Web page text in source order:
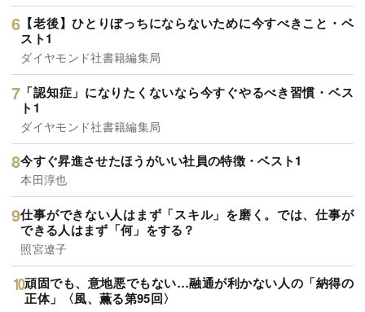
【老後】ひとりぼっちにならないために今すべきこと・ベ
スト1
ダイヤモンド社書籍編集局
「認知症」になりたくないなら今すぐやるべき習慣・ベス
ト1
ダイヤモンド社書籍編集局
今すぐ昇進させたほうがいい社員の特徴・ベスト1
本田淳也
仕事ができない人はまず「スキル」を磨く。では、仕事が
できる人はまず「何」をする？
照宮遼子
頑固でも、意地悪でもない…融通が利かない人の「納得の
正体」〈風、薫る第95回〉